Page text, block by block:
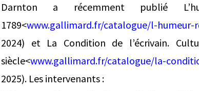
Darnton a récemment publié
1789<www.gallimard.fr/catalogue/l-humeur-
2024) et La Condition de l’écrivain.
siècle<www.gallimard.fr/catalogue/la-
2025). Les intervenants :